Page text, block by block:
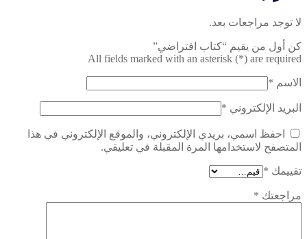
لا توجد مراجعات بعد.
كن أول من يقيم “كتاب افتراضي”
All fields marked with an asterisk (*) are required
الاسم *
البريد الإلكتروني *
احفظ اسمي، بريدي الإلكتروني، والموقع الإلكتروني في هذا
المتصفح لاستخدامها المرة المقبلة في تعليقي.
تقييمك *
مراجعتك *